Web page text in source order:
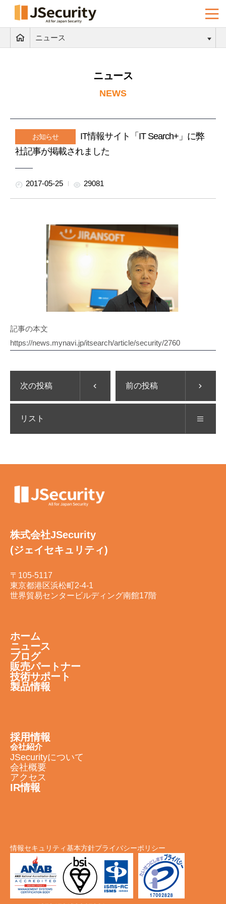
ニュース
ニュース
NEWS
お知らせ
IT情報サイト「IT Search+」に弊
社記事が掲載されました
2017-05-25 29081
記事の本文
https://news.mynavi.jp/itsearch/article/security/2760
次の投稿 前の投稿
リスト
株式会社JSecurity
(ジェイセキュリティ)
〒105-5117
東京都港区浜松町2-4-1
世界貿易センタービルディング南館17階
ホーム
ニュース
ブログ
販売パートナー
技術サポート
製品情報
採用情報
会社紹介
JSecurityについて
会社概要
アクセス
IR情報
情報セキュリティ基本方針プライバシーポリシー